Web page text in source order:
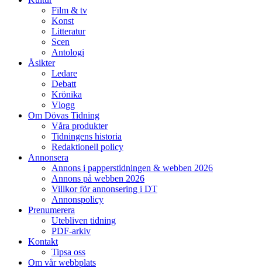
Film & tv
Konst
Litteratur
Scen
Antologi
Åsikter
Ledare
Debatt
Krönika
Vlogg
Om Dövas Tidning
Våra produkter
Tidningens historia
Redaktionell policy
Annonsera
Annons i papperstidningen & webben 2026
Annons på webben 2026
Villkor för annonsering i DT
Annonspolicy
Prenumerera
Utebliven tidning
PDF-arkiv
Kontakt
Tipsa oss
Om vår webbplats